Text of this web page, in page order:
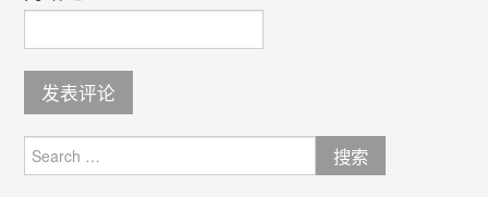
for: